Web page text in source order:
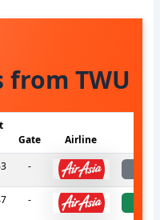
TWU
Gate Airline
-
-